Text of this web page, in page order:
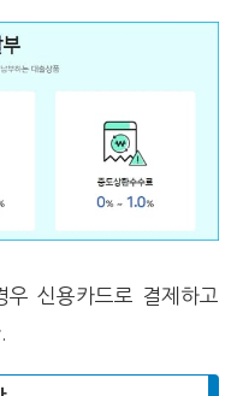
신용카드로 결제하고